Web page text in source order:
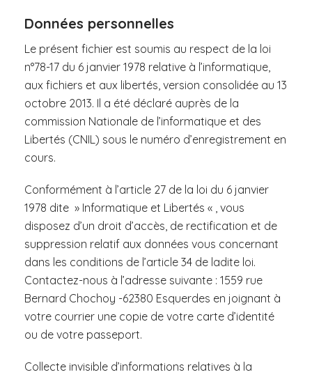
Données personnelles
Le présent fichier est soumis au respect de la loi
n°78-17 du 6 janvier 1978 relative à l’informatique,
aux fichiers et aux libertés, version consolidée au 13
octobre 2013. Il a été déclaré auprès de la
commission Nationale de l’informatique et des
Libertés (CNIL) sous le numéro d’enregistrement en
cours.
Conformément à l’article 27 de la loi du 6 janvier
1978 dite » Informatique et Libertés « , vous
disposez d’un droit d’accès, de rectification et de
suppression relatif aux données vous concernant
dans les conditions de l’article 34 de ladite loi.
Contactez-nous à l’adresse suivante : 1559 rue
Bernard Chochoy -62380 Esquerdes en joignant à
votre courrier une copie de votre carte d’identité
ou de votre passeport.
Collecte invisible d’informations relatives à la